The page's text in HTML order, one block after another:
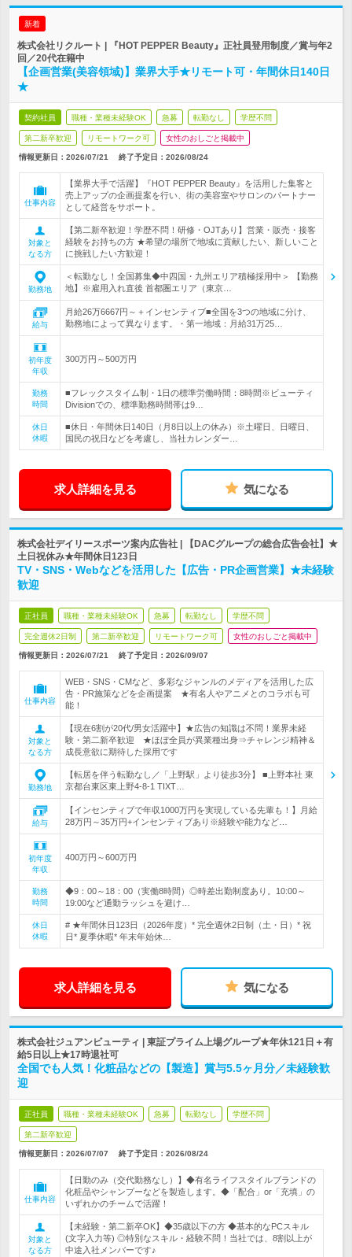
新着
株式会社リクルート | 『HOT PEPPER Beauty』正社員登用制度／賞与年2
回／20代在籍中
【企画営業(美容領域)】業界大手★リモート可・年間休日140日
★
契約社員 職種・業種未経験OK 急募 転勤なし 学歴不問
第二新卒歓迎 リモートワーク可 女性のおしごと掲載中
情報更新日：2026/07/21 終了予定日： 2026/08/24
仕事内容
【業界大手で活躍】『HOT PEPPER Beauty』を活用した集客と
売上アップの企画提案を行い、街の美容室やサロンのパートナー
として経営をサポート。
対象と
なる方
【第二新卒歓迎！学歴不問！研修・OJTあり】営業・販売・接客
経験をお持ちの方 ★希望の場所で地域に貢献したい、新しいこと
に挑戦したい方歓迎！
勤務地
＜転勤なし！全国募集◆中四国・九州エリア積極採用中＞ 【勤務
地】※雇用入れ直後 首都圏エリア（東京…
給与
月給26万6667円～＋インセンティブ■全国を3つの地域に分け、
勤務地によって異なります。・第一地域：月給31万25…
初年度
年収
300万円～500万円
勤務
時間
■フレックスタイム制・1日の標準労働時間：8時間※ビューティ
Divisionでの、標準勤務時間帯は9…
休日
休暇
■休日・年間休日140日（月8日以上の休み）※土曜日、日曜日、
国民の祝日などを考慮し、当社カレンダー…
求人詳細を見る 気になる
株式会社デイリースポーツ案内広告社 | 【DACグループの総合広告会社】★
土日祝休み★年間休日123日
TV・SNS・Webなどを活用した【広告・PR企画営業】★未経験
歓迎
正社員 職種・業種未経験OK 急募 転勤なし 学歴不問
完全週休2日制 第二新卒歓迎 リモートワーク可 女性のおしごと掲載中
情報更新日：2026/07/21 終了予定日： 2026/09/07
仕事内容
WEB・SNS・CMなど、多彩なジャンルのメディアを活用した広
告・PR施策などを企画提案 ★有名人やアニメとのコラボも可
能！
対象と
なる方
【現在6割が20代/男女活躍中】★広告の知識は不問！業界未経
験・第二新卒歓迎 ★ほぼ全員が異業種出身⇒チャレンジ精神＆
成長意欲に期待した採用です
勤務地
【転居を伴う転勤なし／「上野駅」より徒歩3分】 ■上野本社 東
京都台東区東上野4-8-1 TIXT…
給与
【インセンティブで年収1000万円を実現している先輩も！】月給
28万円～35万円+インセンティブあり※経験や能力など…
初年度
年収
400万円～600万円
勤務
時間
◆9：00～18：00（実働8時間）◎時差出勤制度あり。10:00～
19:00など通勤ラッシュを避け…
休日
休暇
# ★年間休日123日（2026年度）* 完全週休2日制（土・日）* 祝
日* 夏季休暇* 年末年始休…
求人詳細を見る 気になる
株式会社ジュアンビューティ | 東証プライム上場グループ★年休121日＋有
給5日以上★17時退社可
全国でも人気！化粧品などの【製造】賞与5.5ヶ月分／未経験歓
迎
正社員 職種・業種未経験OK 急募 転勤なし 学歴不問
第二新卒歓迎
情報更新日：2026/07/07 終了予定日： 2026/08/24
仕事内容
【日勤のみ（交代勤務なし）】◆有名ライフスタイルブランドの
化粧品やシャンプーなどを製造します。◆「配合」or「充填」の
いずれかのチームで活躍！
対象と
なる方
【未経験・第二新卒OK】◆35歳以下の方 ◆基本的なPCスキル
(文字入力等) ◎特別なスキル・経験不問！当社では、8割以上が
中途入社メンバーです♪